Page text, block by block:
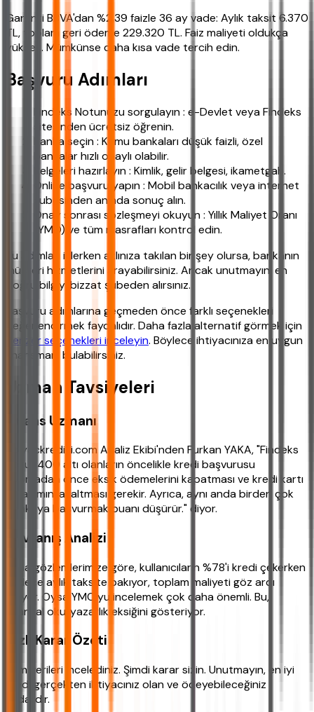
Garanti BBVA'dan %2,39 faizle 36 ay vade: Aylık taksit 6.370
TL, toplam geri ödeme 229.320 TL. Faiz maliyeti oldukça
yüksek. Mümkünse daha kısa vade tercih edin.
Başvuru Adımları
Findeks Notunuzu sorgulayın : e-Devlet veya Findeks
sitesinden ücretsiz öğrenin.
Banka seçin : Kamu bankaları düşük faizli, özel
bankalar hızlı onaylı olabilir.
Belgeleri hazırlayın : Kimlik, gelir belgesi, ikametgah.
Online başvuru yapın : Mobil bankacılık veya internet
şubesinden anında sonuç alın.
Onay sonrası sözleşmeyi okuyun : Yıllık Maliyet Oranı
(YMO) ve tüm masrafları kontrol edin.
Bu adımları izlerken aklınıza takılan bir şey olursa, bankanın
müşteri hizmetlerini arayabilirsiniz. Ancak unutmayın, en
doğru bilgiyi bizzat şubeden alırsınız.
Başvuru adımlarına geçmeden önce farklı seçenekleri
değerlendirmek faydalıdır. Daha fazla alternatif görmek için
benzer seçenekleri inceleyin. Böylece ihtiyacınıza en uygun
finansmanı bulabilirsiniz.
Uzman Tavsiyeleri
Finans Uzmanı
ihtiyackredisi.com Analiz Ekibi'nden Furkan YAKA, "Findeks
Notu 1400 altı olanların öncelikle kredi başvurusu
yapmadan önce eksik ödemelerini kapatması ve kredi kartı
kullanımını azaltması gerekir. Ayrıca, aynı anda birden çok
bankaya başvurmak puanı düşürür." diyor.
Davranış Analizi
Saha gözlemlerimize göre, kullanıcıların %78'i kredi çekerken
sadece aylık taksite bakıyor, toplam maliyeti göz ardı
ediyor. Oysa YMO’yu incelemek çok daha önemli. Bu,
finansal okuryazarlık eksiğini gösteriyor.
Hızlı Karar Özeti
Tüm verileri incelediniz. Şimdi karar sizin. Unutmayın, en iyi
kredi gerçekten ihtiyacınız olan ve ödeyebileceğiniz
kadardır.